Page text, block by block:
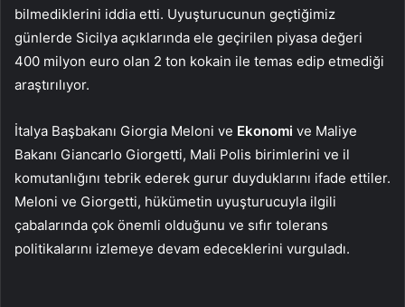
bilmediklerini iddia etti. Uyuşturucunun geçtiğimiz
günlerde Sicilya açıklarında ele geçirilen piyasa değeri
400 milyon euro olan 2 ton kokain ile temas edip etmediği
araştırılıyor.
İtalya Başbakanı Giorgia Meloni ve Ekonomi ve Maliye
Bakanı Giancarlo Giorgetti, Mali Polis birimlerini ve il
komutanlığını tebrik ederek gurur duyduklarını ifade ettiler.
Meloni ve Giorgetti, hükümetin uyuşturucuyla ilgili
çabalarında çok önemli olduğunu ve sıfır tolerans
politikalarını izlemeye devam edeceklerini vurguladı.